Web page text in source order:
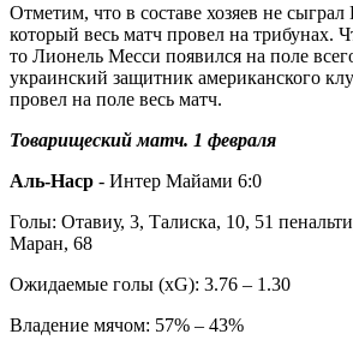
Отметим, что в составе хозяев не
который весь матч провел на трибунах.
то Лионель Месси появился на поле
украинский защитник американского
провел на поле весь матч.
Товарищеский матч. 1 февраля
Аль-Наср - Интер Майами 6:0
Голы: Отавиу, 3, Талиска, 10, 51
Маран, 68
Ожидаемые голы (xG): 3.76 – 1.30
Владение мячом: 57% – 43%